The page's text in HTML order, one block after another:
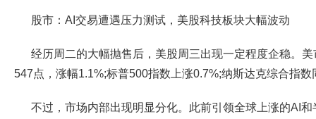
股市：AI交易遭遇压力测试，美股科技板块大幅波动
经历周二的大幅抛售后，美股周三出现一定程度企稳。
547点，涨幅1.1%;标普500指数上涨0.7%;纳斯达克综合指数
不过，市场内部出现明显分化。此前引领全球上涨的AI